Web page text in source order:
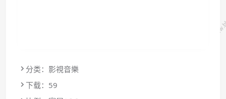
分类：影視音樂
下载：59